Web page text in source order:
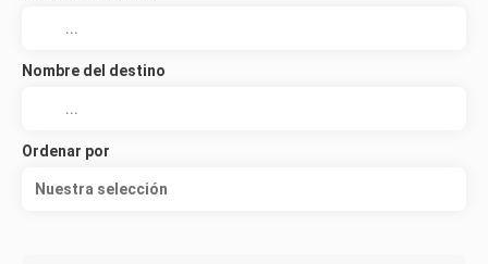
Nombre del destino
Ordenar por
Nuestra selección